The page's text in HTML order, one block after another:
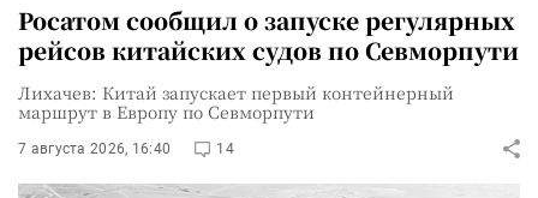
Росатом сообщил о запуске регулярных
рейсов китайских судов по Севморпути
Лихачев: Китай запускает первый контейнерный
маршрут в Европу по Севморпути
7 августа 2026, 16:40 14